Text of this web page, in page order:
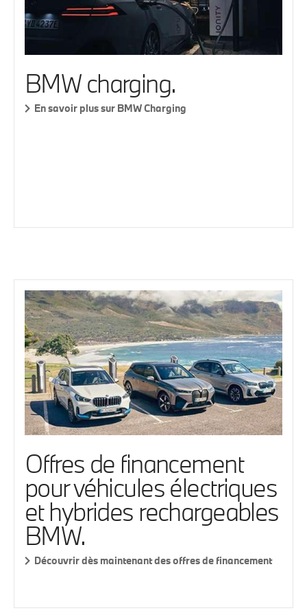
BMW charging.
En savoir plus sur BMW Charging
Offres de financement
pour véhicules électriques
et hybrides rechargeables
BMW.
Découvrir dès maintenant des offres de financement